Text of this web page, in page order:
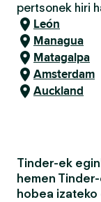
pertsonek hiri
León
Managua
Matagalpa
Amsterdam
Auckland
Tinder-ek
hemen
hobea